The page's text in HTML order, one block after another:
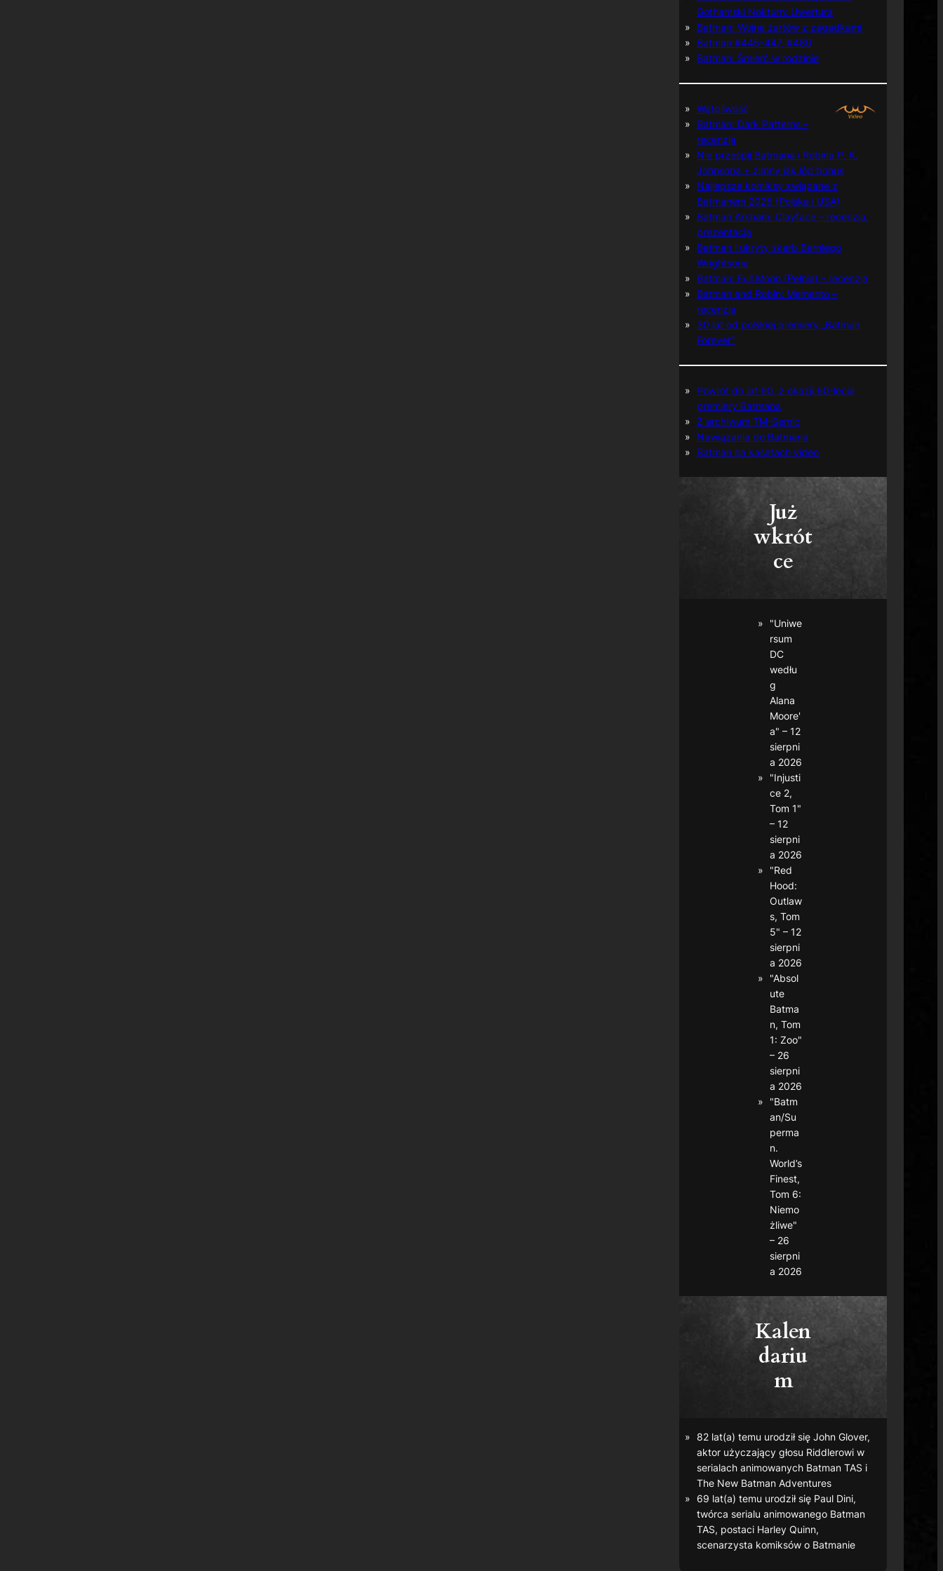
Gothamski Nokturn: Uwertura
Batman: Wojna żartów z zagadkami
Batman #445-447, #480
Batman: Śmierć w rodzinie
Wątpliwość
Batman: Dark Patterns –
recenzja
Nie prześpij Batmana i Robina P. K.
Johnsona + zimny jak lód bonus
Najlepsze komiksy związane z
Batmanem 2025 (Polska i USA)
Batman Arkham: Clayface – recenzja,
prezentacja
Batman i ukryty skarb Berniego
Wrightsona
Batman: Full Moon (Pełnia) – recenzja
Batman and Robin: Memento –
recenzja
30 lat od polskiej premiery „Batman
Forever”
Powrót do lat 60. z okazji 60-lecia
premiery Batmana
Z archiwum TM-Semic
Nawiązania do Batmana
Batman na kasetach video
Już
wkrót
ce
"Uniwe
rsum
DC
wedłu
g
Alana
Moore'
a" – 12
sierpni
a 2026
"Injusti
ce 2,
Tom 1"
– 12
sierpni
a 2026
"Red
Hood:
Outlaw
s, Tom
5" – 12
sierpni
a 2026
"Absol
ute
Batma
n, Tom
1: Zoo"
– 26
sierpni
a 2026
"Batm
an/Su
perma
n.
World’s
Finest,
Tom 6:
Niemo
żliwe"
– 26
sierpni
a 2026
Kalen
dariu
m
82 lat(a) temu urodził się John Glover,
aktor użyczający głosu Riddlerowi w
serialach animowanych Batman TAS i
The New Batman Adventures
69 lat(a) temu urodził się Paul Dini,
twórca serialu animowanego Batman
TAS, postaci Harley Quinn,
scenarzysta komiksów o Batmanie